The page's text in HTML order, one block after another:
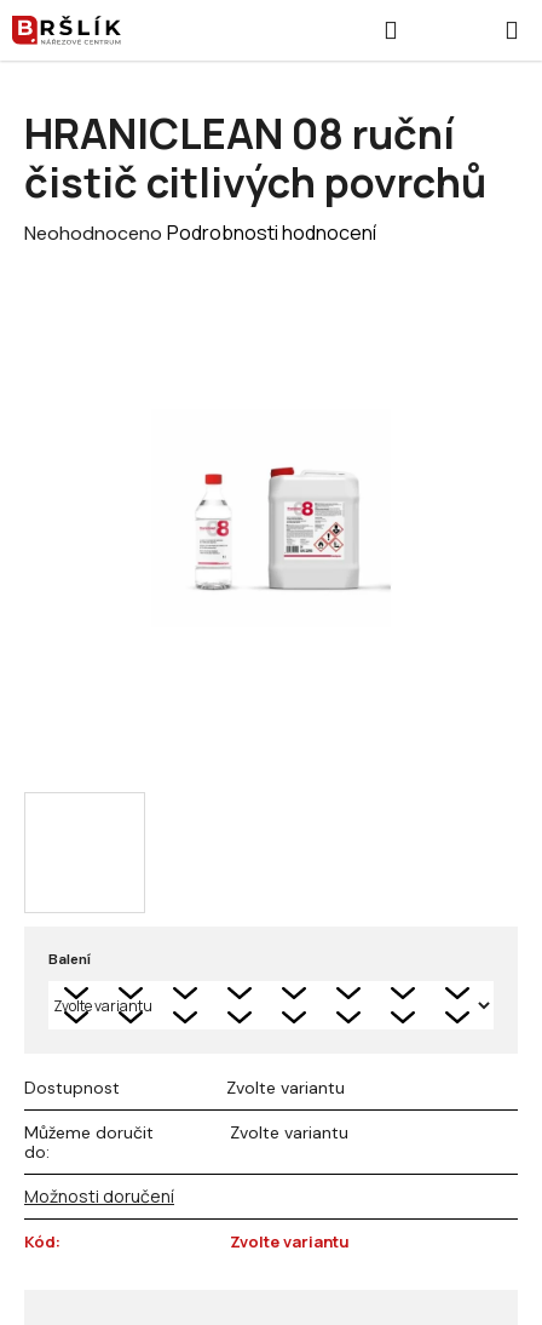
Přejít na obsah
Balení
Dostupnost Zvolte variantu
Můžeme doručit
do:
Zvolte variantu
Možnosti doručení
Kód: Zvolte variantu
HRANICLEAN 08 ruční
čistič citlivých povrchů
Průměrné hodnocení produktu je 0,0 z 5 hvězdiček.
Neohodnoceno Podrobnosti hodnocení